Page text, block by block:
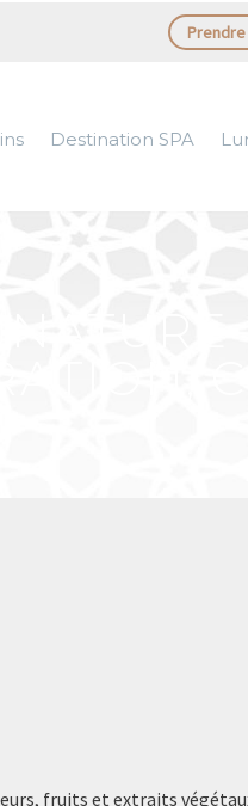
Prendre
Destination SPA
fruits et extraits